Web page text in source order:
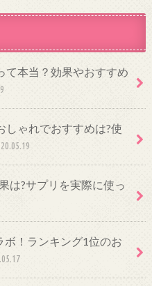
て本当？効果やおすすめ
しゃれでおすすめは?使
は?サプリを実際に使っ
ボ！ランキング1位のお